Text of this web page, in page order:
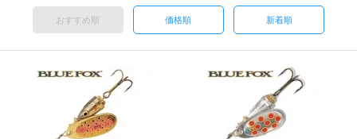
おすすめ順 価格順 新着順